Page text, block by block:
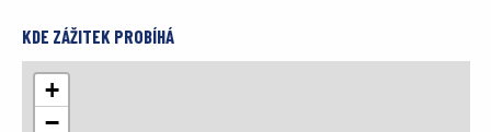
KDE ZÁŽITEK PROBÍHÁ
+
−